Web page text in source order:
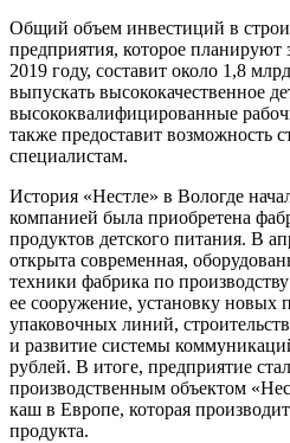
Общий объем инвестиций в
предприятия, которое планируют
2019 году, составит около 1,8
выпускать высококачественное
высококвалифицированные
также предоставит возможность
специалистам.
История «Нестле» в Вологде
компанией была приобретена
продуктов детского питания. В
открыта современная,
техники фабрика по
ее сооружение, установку новых
упаковочных линий,
и развитие системы
рублей. В итоге, предприятие
производственным объектом
каш в Европе, которая
продукта.